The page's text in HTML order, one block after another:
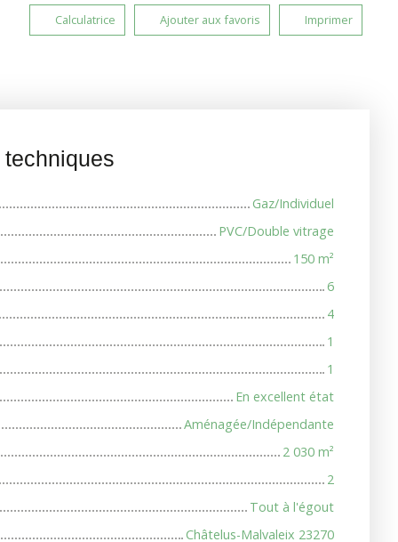
Calculatrice Ajouter aux favoris Imprimer
Gaz/Individuel
PVC/Double vitrage
150 m²
6
4
1
1
En excellent état
Aménagée/Indépendante
2 030 m²
2
Tout à l'égout
Châtelus-Malvaleix 23270